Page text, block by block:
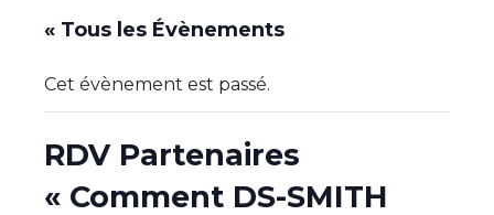
« Tous les Évènements
Cet évènement est passé.
RDV Partenaires
« Comment DS-SMITH